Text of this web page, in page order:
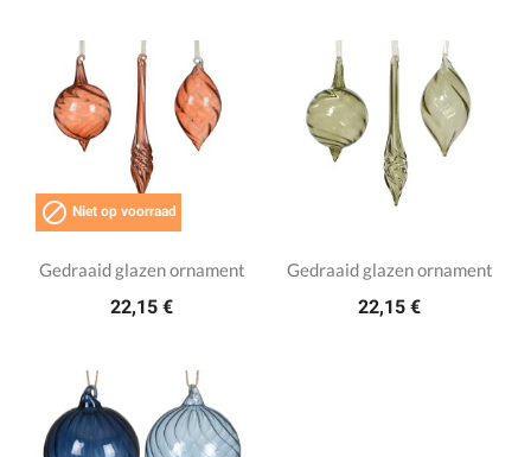
 Niet op voorraad
Gedraaid glazen ornament
22,15 €
Gedraaid glazen ornament
22,15 €